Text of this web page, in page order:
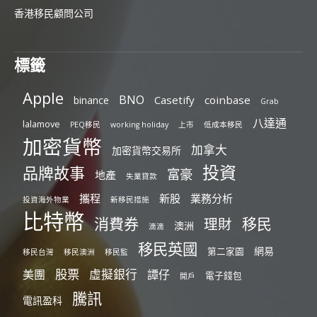
香港移民顧問公司
標籤
Apple binance BNO Casetify coinbase Grab
lalamove PEQ移民 working holiday 上市 低成本移民 八達通
加密貨幣 加密貨幣交易所 加拿大
品牌故事 地產 失業貸款 富豪 投資
投資海外物業 攜程 新移民措施 新股 業務分析
比特幣 消費券 滴滴 澳洲 理財 移民
移民台灣 移民澳洲 移民監 移民英國 第二家園 網易
美團 股票 虛擬銀行 譚仔 開戶 電子錢包
電訊盈科 騰訊